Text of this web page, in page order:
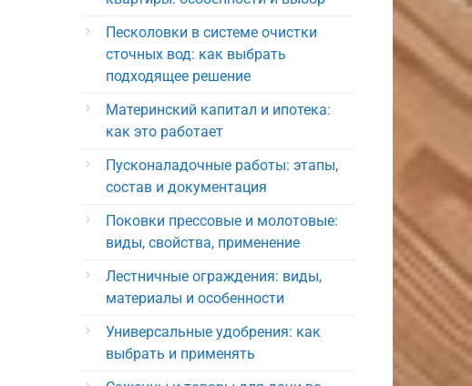
Песколовки в системе очистки
сточных вод: как выбрать
подходящее решение
Материнский капитал и ипотека:
как это работает
Пусконаладочные работы: этапы,
состав и документация
Поковки прессовые и молотовые:
виды, свойства, применение
Лестничные ограждения: виды,
материалы и особенности
Универсальные удобрения: как
выбрать и применять